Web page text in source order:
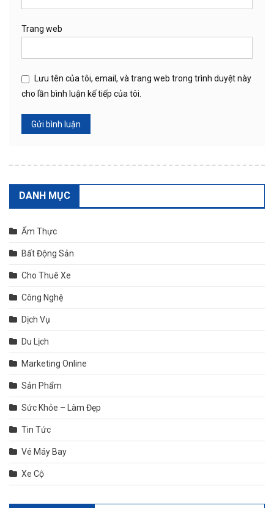
Trang web
Lưu tên của tôi, email, và trang web trong trình duyệt này
cho lần bình luận kế tiếp của tôi.
DANH MỤC
Ẩm Thực
Bất Động Sản
Cho Thuê Xe
Công Nghệ
Dịch Vụ
Du Lịch
Marketing Online
Sản Phẩm
Sức Khỏe – Làm Đẹp
Tin Tức
Vé Máy Bay
Xe Cộ